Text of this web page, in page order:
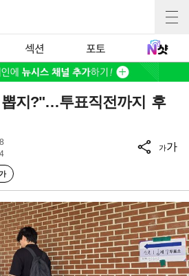
섹션 포토
지?"…투표직전까지 후
가가